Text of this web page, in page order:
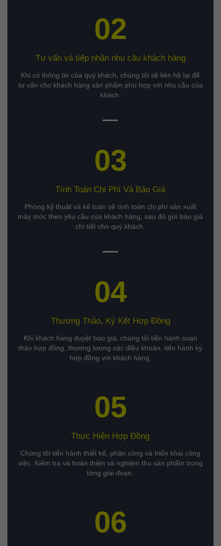
02
Tư vấn và tiếp nhận nhu cầu khách hàng
Khi có thông tin của quý khách, chúng tôi sẽ liên hệ lại để
tư vấn cho khách hàng sản phẩm phù hợp với nhu cầu của
khách.
03
Tính Toán Chi Phí Và Báo Giá
Phòng kỹ thuật và kế toán sẽ tính toán chi phí sản xuất
máy móc theo yêu cầu của khách hàng, sau đó gửi báo giá
chi tiết cho quý khách.
04
Thương Thảo, Ký Kết Hợp Đồng
Khi khách hàng duyệt báo giá, chúng tôi tiến hành soạn
thảo hợp đồng, thương lượng các điều khoản, tiến hành ký
hợp đồng với khách hàng.
05
Thực Hiện Hợp Đồng
Chúng tôi tiến hành thiết kế, phân công và triển khai công
việc. Kiểm tra và hoàn thiện và nghiệm thu sản phẩm trong
từng giai đoạn.
06